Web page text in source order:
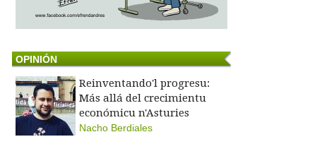
OPINIÓN
Reinventando'l progresu:
Más allá del crecimientu
económicu n'Asturies
Nacho Berdiales